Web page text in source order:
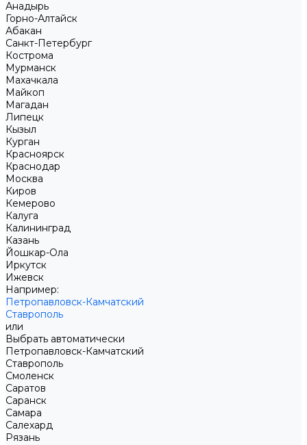
Анадырь
Горно-Алтайск
Абакан
Санкт-Петербург
Кострома
Мурманск
Махачкала
Майкоп
Магадан
Липецк
Кызыл
Курган
Красноярск
Краснодар
Москва
Киров
Кемерово
Калуга
Калининград
Казань
Йошкар-Ола
Иркутск
Ижевск
Например:
Петропавловск-Камчатский
Ставрополь
или
Выбрать автоматически
Петропавловск-Камчатский
Ставрополь
Смоленск
Саратов
Саранск
Самара
Салехард
Рязань